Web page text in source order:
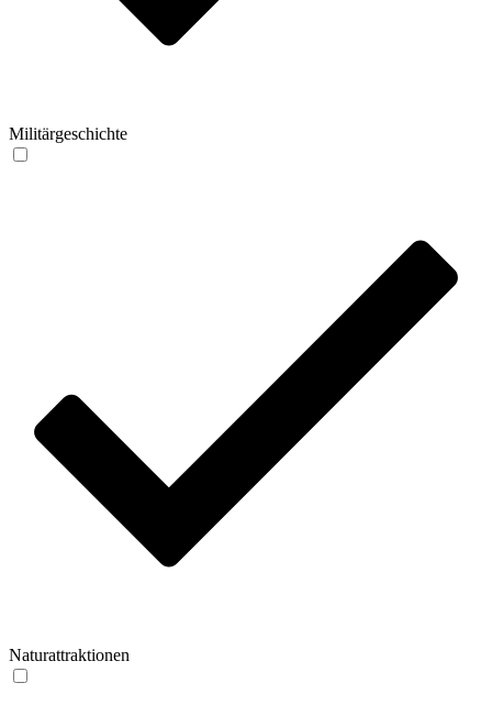
Militärgeschichte
Naturattraktionen